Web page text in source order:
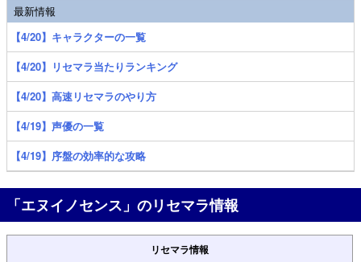
最新情報
【4/20】キャラクターの一覧
【4/20】リセマラ当たりランキング
【4/20】高速リセマラのやり方
【4/19】声優の一覧
【4/19】序盤の効率的な攻略
「エヌイノセンス」のリセマラ情報
リセマラ情報